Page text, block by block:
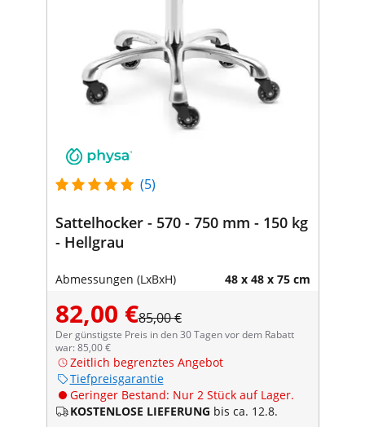
(5)
Sattelhocker - 570 - 750 mm - 150 kg
- Hellgrau
Abmessungen (LxBxH) 48 x 48 x 75 cm
82,00 €85,00 €
Der günstigste Preis in den 30 Tagen vor dem Rabatt
war: 85,00 €
Zeitlich begrenztes Angebot
Tiefpreisgarantie
Geringer Bestand: Nur 2 Stück auf Lager.
KOSTENLOSE LIEFERUNG bis ca. 12.8.